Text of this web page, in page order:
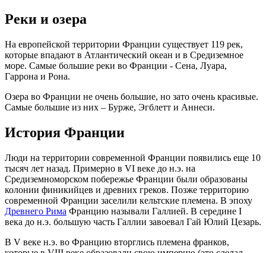
Реки и озера
На европейской территории Франции существует 119 рек,
которые впадают в Атлантический океан и в Средиземное
море. Самые большие реки во Франции - Сена, Луара,
Гаррона и Рона.
Озера во Франции не очень большие, но зато очень красивые.
Самые большие из них – Бурже, Эгблетт и Аннеси.
История Франции
Люди на территории современной Франции появились еще 10
тысяч лет назад. Примерно в VI веке до н.э. на
Средиземноморском побережье Франции были образованы
колонии финикийцев и древних греков. Позже территорию
современной Франции заселили кельтские племена. В эпоху
Древнего Рима Францию называли Галлией. В середине I
века до н.э. большую часть Галлии завоевал Гай Юлий Цезарь.
В V веке н.э. во Францию вторглись племена франков,